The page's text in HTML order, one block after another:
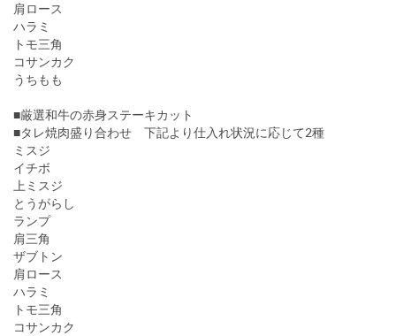
肩ロース
ハラミ
トモ三角
コサンカク
うちもも
■厳選和牛の赤身ステーキカット
■タレ焼肉盛り合わせ 下記より仕入れ状況に応じて2種
ミスジ
イチボ
上ミスジ
とうがらし
ランプ
肩三角
ザブトン
肩ロース
ハラミ
トモ三角
コサンカク